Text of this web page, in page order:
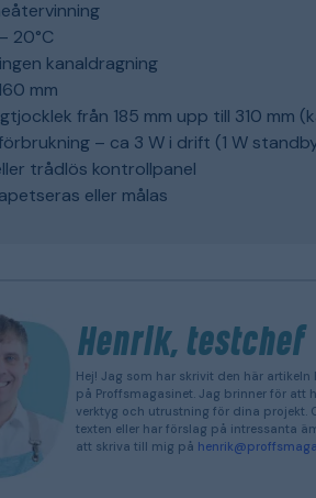
20°C
kanaldragning
mm
från 185 mm upp till 310 mm
– ca 3 W i drift (1 W
trådlös kontrollpanel
eller målas
Henrik, testchef
Hej! Jag som har skrivit den här
på Proffsmagasinet. Jag brinner för
verktyg och utrustning för dina projekt.
texten eller har förslag på intressanta
att skriva till mig på